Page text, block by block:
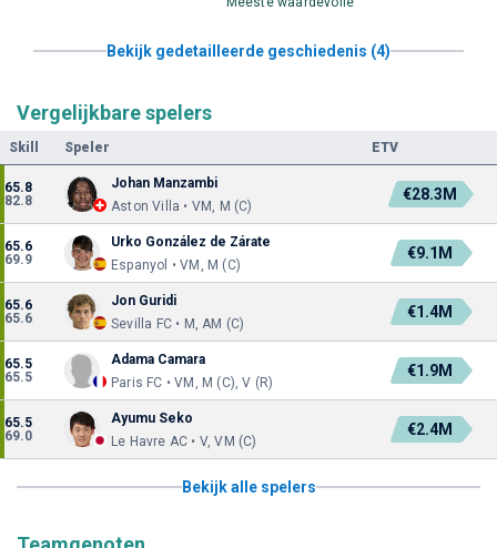
Bekijk gedetailleerde geschiedenis (4)
Vergelijkbare spelers
Skill Speler ETV
65.8
82.8
Johan Manzambi
Aston Villa • VM, M (C)
€28.3M
65.6
69.9
Urko González de Zárate
Espanyol • VM, M (C)
€9.1M
65.6
65.6
Jon Guridi
Sevilla FC • M, AM (C)
€1.4M
65.5
65.5
Adama Camara
Paris FC • VM, M (C), V (R)
€1.9M
65.5
69.0
Ayumu Seko
Le Havre AC • V, VM (C)
€2.4M
Bekijk alle spelers